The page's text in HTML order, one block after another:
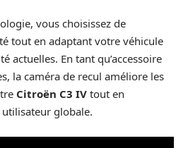
vous choisissez de
tout en adaptant votre véhicule
actuelles. En tant qu’accessoire
la caméra de recul améliore les
Citroën C3 IV tout en
utilisateur globale.